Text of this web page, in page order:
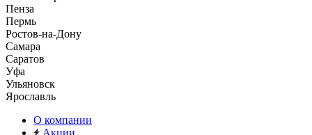
Пенза
Пермь
Ростов-на-Дону
Самара
Саратов
Уфа
Ульяновск
Ярославль
О компании
Акции